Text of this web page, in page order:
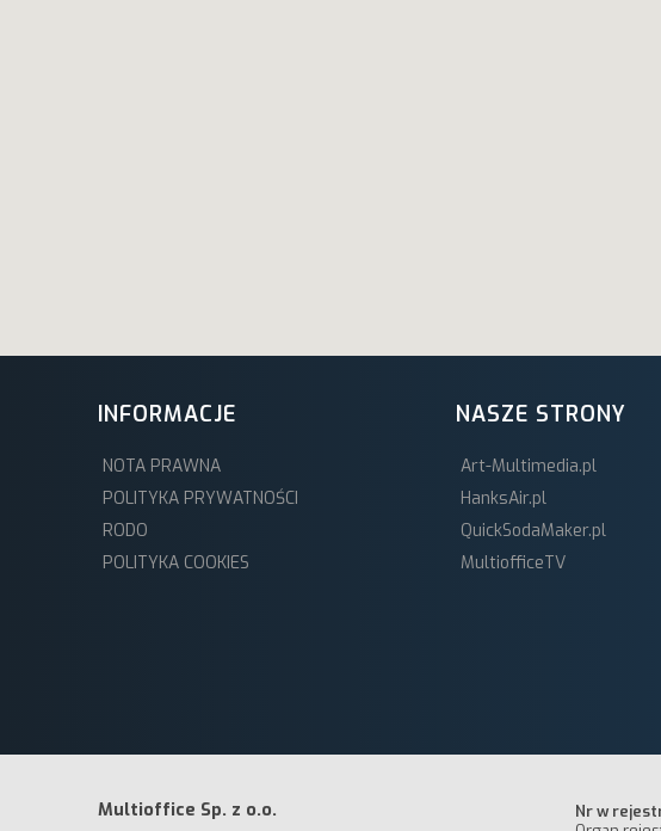
INFORMACJE
NOTA PRAWNA
POLITYKA PRYWATNOŚCI
RODO
POLITYKA COOKIES
NASZE STRONY
Art-Multimedia.pl
HanksAir.pl
QuickSodaMaker.pl
MultiofficeTV
Multioffice Sp. z o.o. Nr w